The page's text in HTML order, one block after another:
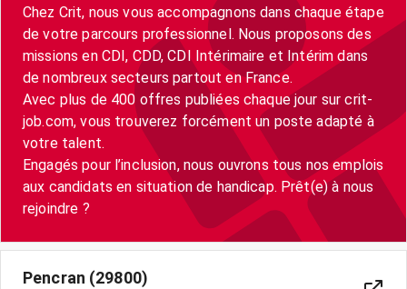
Chez Crit, nous vous accompagnons dans chaque étape
de votre parcours professionnel. Nous proposons des
missions en CDI, CDD, CDI Intérimaire et Intérim dans
de nombreux secteurs partout en France.
Avec plus de 400 offres publiées chaque jour sur crit-
job.com, vous trouverez forcément un poste adapté à
votre talent.
Engagés pour l’inclusion, nous ouvrons tous nos emplois
aux candidats en situation de handicap. Prêt(e) à nous
Pencran (29800)